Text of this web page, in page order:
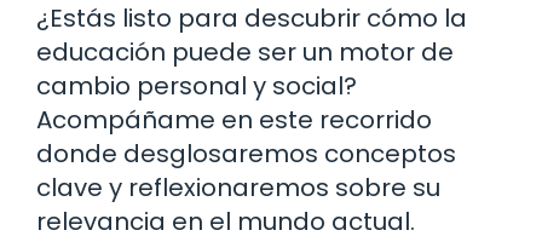
¿Estás listo para descubrir cómo la
educación puede ser un motor de
cambio personal y social?
Acompáñame en este recorrido
donde desglosaremos conceptos
clave y reflexionaremos sobre su
relevancia en el mundo actual.